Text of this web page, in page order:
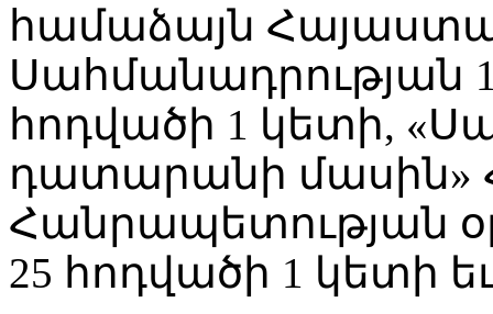
համաձայն
Սահմանադրության
հոդվածի 1 կետի,
դատարանի մասին»
Հանրապետության
25 հոդվածի 1 կետի